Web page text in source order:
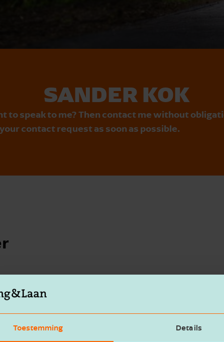
Toestemming Details
SANDER KOK
to speak to me? Then contact me without
contact request as soon as possible.